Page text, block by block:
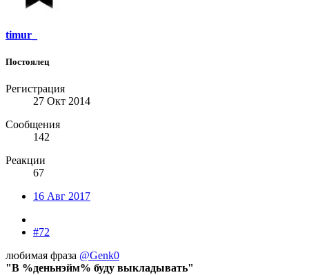
timur_
Постоялец
Регистрация
27 Окт 2014
Сообщения
142
Реакции
67
16 Авг 2017
#72
любимая фраза @Genk0
"В %деньнэйм% буду выкладывать"